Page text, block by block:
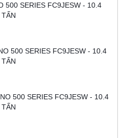
500 SERIES FC9JESW - 10.4
TẤN
500 SERIES FC9JESW - 10.4
TẤN
500 SERIES FC9JESW - 10.4
TẤN